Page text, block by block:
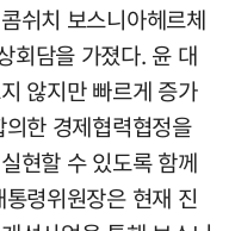
쉬치 보스니아헤르체
회담을 가졌다. 윤 대
않지만 빠르게 증가
한 경제협력협정을
현할 수 있도록 함께
령위원장은 현재 진